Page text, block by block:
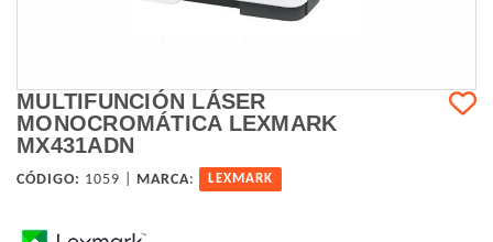
MULTIFUNCIÓN LÁSER
MONOCROMÁTICA LEXMARK
MX431ADN
CÓDIGO: 1059 | MARCA: LEXMARK